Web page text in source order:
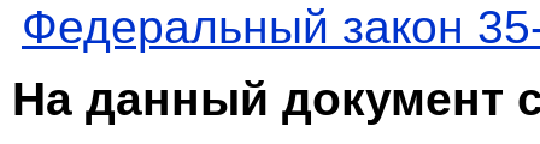
Федеральный закон
На данный документ